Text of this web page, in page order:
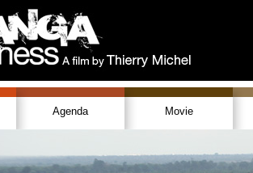
Agenda Movie